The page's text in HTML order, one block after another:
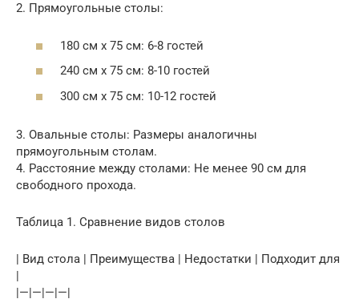
2. Прямоугольные столы:
180 см x 75 см: 6-8 гостей
240 см x 75 см: 8-10 гостей
300 см x 75 см: 10-12 гостей
3. Овальные столы: Размеры аналогичны
прямоугольным столам.
4. Расстояние между столами: Не менее 90 см для
свободного прохода.
Таблица 1. Сравнение видов столов
| Вид стола | Преимущества | Недостатки | Подходит для
|
|—|—|—|—|